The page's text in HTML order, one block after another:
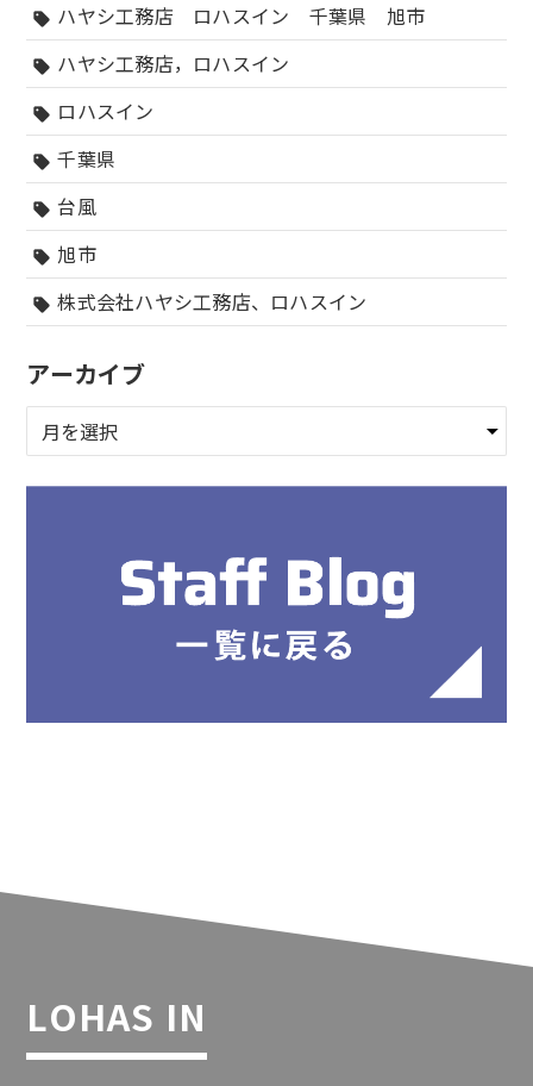
sell ハヤシ工務店 ロハスイン 千葉県 旭市
sell ハヤシ工務店，ロハスイン
sell ロハスイン
sell 千葉県
sell 台風
sell 旭市
sell 株式会社ハヤシ工務店、ロハスイン
アーカイブ
LOHAS IN